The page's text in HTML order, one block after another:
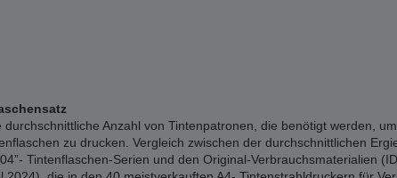
Anzahl von Tintenpatronen, die benötigt werden,
zu drucken. Vergleich zwischen der durchschnittlichen
Tintenflaschen-Serien und den Original-Verbrauchsmaterialien